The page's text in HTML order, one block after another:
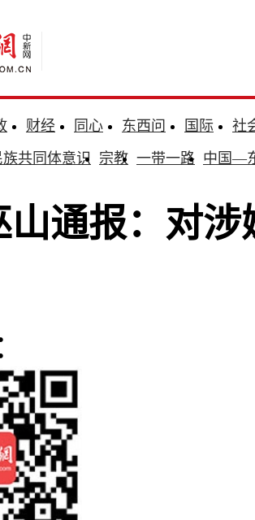
财经 同心 东西问 国际
社
共同体意识
宗教 一带一路 中国—
山通报：对